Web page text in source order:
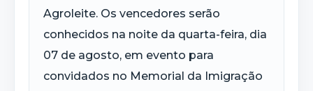
Agroleite. Os vencedores serão
conhecidos na noite da quarta-feira, dia
07 de agosto, em evento para
convidados no Memorial da Imigração